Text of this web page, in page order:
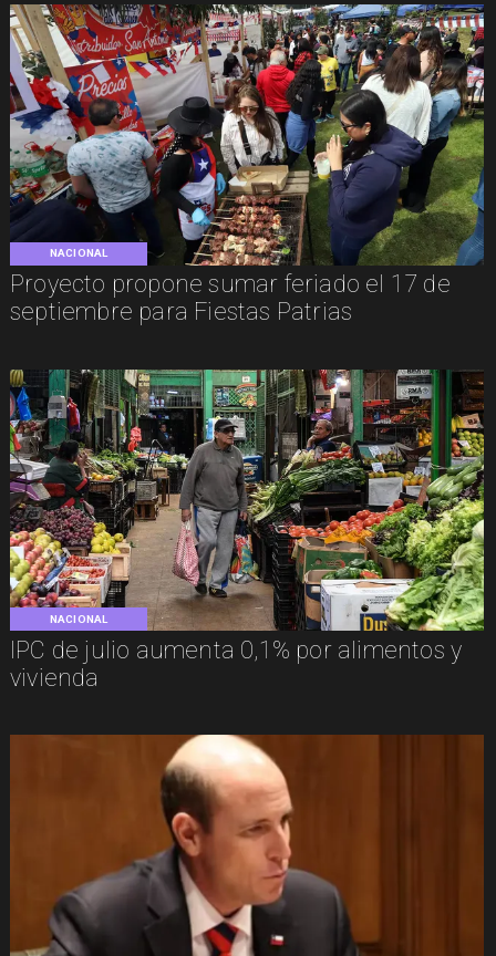
NACIONAL
Proyecto propone sumar feriado el 17 de
septiembre para Fiestas Patrias
NACIONAL
IPC de julio aumenta 0,1% por alimentos y
vivienda